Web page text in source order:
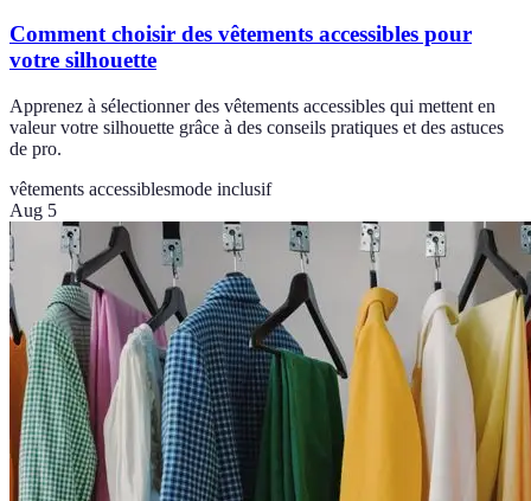
Comment choisir des vêtements accessibles pour
votre silhouette
Apprenez à sélectionner des vêtements accessibles qui mettent en
valeur votre silhouette grâce à des conseils pratiques et des astuces
de pro.
vêtements accessiblesmode inclusif
Aug 5